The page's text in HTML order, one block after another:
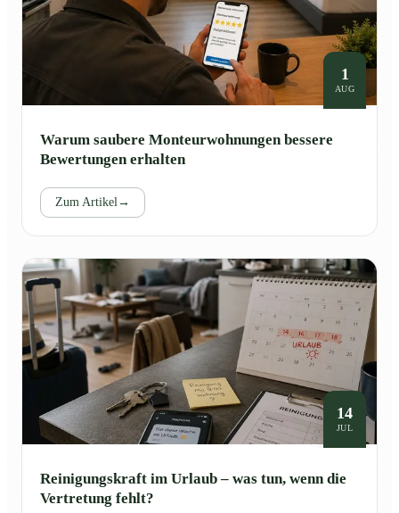
1
AUG
Warum saubere Monteurwohnungen bessere
Bewertungen erhalten
Zum Artikel →
14
JUL
Reinigungskraft im Urlaub – was tun, wenn die
Vertretung fehlt?